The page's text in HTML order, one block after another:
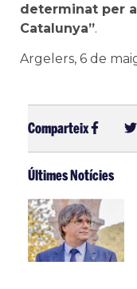
determinat per
Catalunya”.
Argelers, 6 de
Comparteix
Últimes Notícies